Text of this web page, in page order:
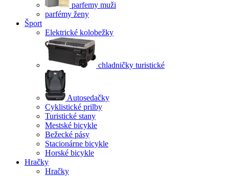
parfemy muži
parfémy ženy
Šport
Elektrické kolobežky
chladničky turistické
Autosedačky
Cyklistické prilby
Turistické stany
Mestské bicykle
Bežecké pásy
Stacionárne bicykle
Horské bicykle
Hračky
Hračky